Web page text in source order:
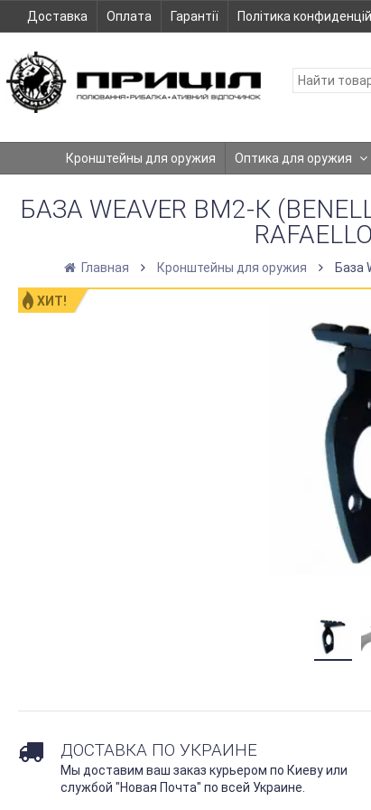
Доставка Оплата Гарантії Політика
Кронштейны для оружия Оптика для оружия
БАЗА WEAVER ВМ2-К
Главная Кронштейны для оружия База
ХИТ!
ДОСТАВКА ПО УКРАИНЕ
Мы доставим ваш заказ курьером по Киеву или
службой "Новая Почта" по всей Украине.